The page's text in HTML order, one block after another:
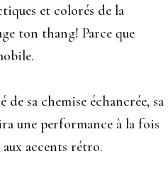
et colorés de la
ton thang! Parce que
de sa chemise échancrée, sa
une performance à la fois
accents rétro.